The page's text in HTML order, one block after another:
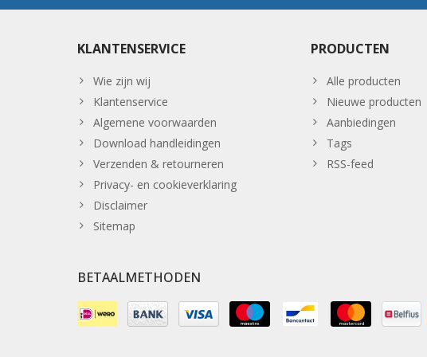
KLANTENSERVICE
Wie zijn wij
Klantenservice
Algemene voorwaarden
Download handleidingen
Verzenden & retourneren
Privacy- en cookieverklaring
Disclaimer
Sitemap
PRODUCTEN
Alle producten
Nieuwe producten
Aanbiedingen
Tags
RSS-feed
BETAALMETHODEN